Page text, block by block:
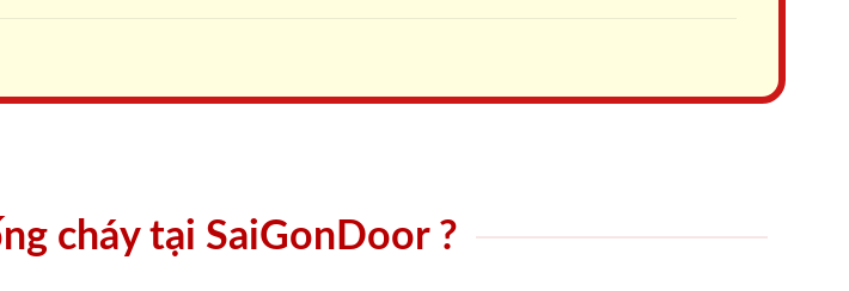
cháy tại SaiGonDoor ?